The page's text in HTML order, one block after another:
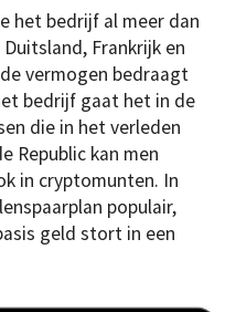
het bedrijf al meer dan
Frankrijk en
vermogen bedraagt
bedrijf gaat het in de
die in het verleden
Republic kan men
in cryptomunten. In
populair,
geld stort in een